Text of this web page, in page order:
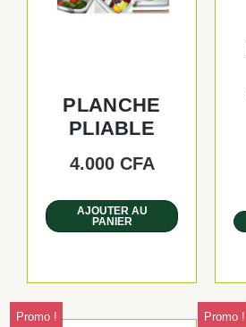
PLANCHE
PLIABLE
4.000 CFA
AJOUTER AU
PANIER
Promo ! Promo !